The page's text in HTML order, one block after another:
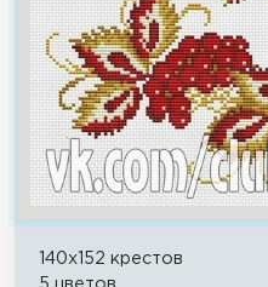
140x152 крестов